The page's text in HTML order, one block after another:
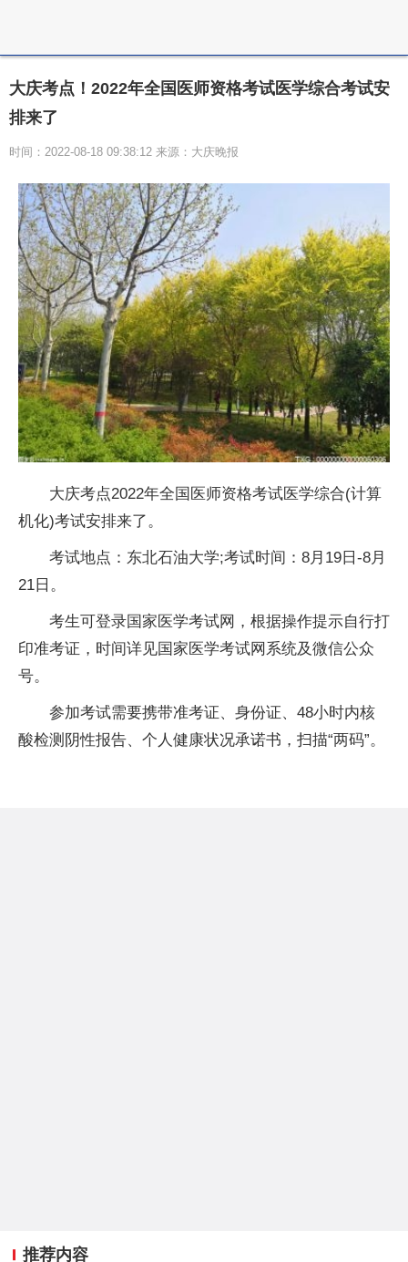
大庆考点！2022年全国医师资格考试医学综合考试安
排来了
时间：2022-08-18 09:38:12 来源：大庆晚报
大庆考点2022年全国医师资格考试医学综合(计算
机化)考试安排来了。
考试地点：东北石油大学;考试时间：8月19日-8月
21日。
考生可登录国家医学考试网，根据操作提示自行打
印准考证，时间详见国家医学考试网系统及微信公众
号。
参加考试需要携带准考证、身份证、48小时内核
酸检测阴性报告、个人健康状况承诺书，扫描“两码”。
推荐内容